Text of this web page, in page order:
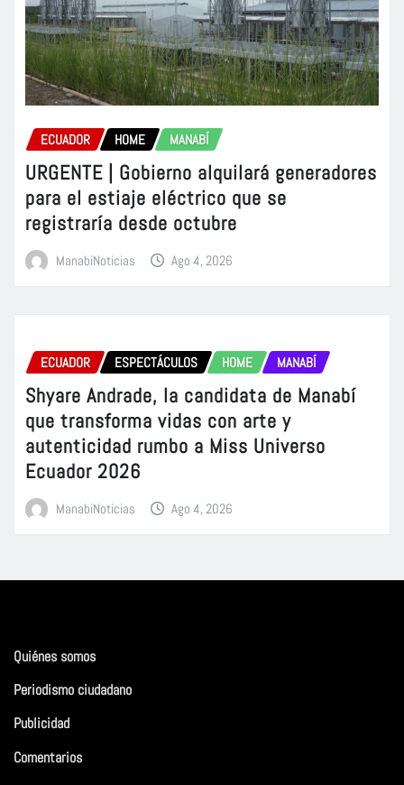
ECUADOR HOME MANABÍ
URGENTE | Gobierno alquilará generadores
para el estiaje eléctrico que se
registraría desde octubre
ManabiNoticias Ago 4, 2026
ECUADOR ESPECTÁCULOS HOME MANABÍ
Shyare Andrade, la candidata de Manabí
que transforma vidas con arte y
autenticidad rumbo a Miss Universo
Ecuador 2026
ManabiNoticias Ago 4, 2026
Quiénes somos
Periodismo ciudadano
Publicidad
Comentarios